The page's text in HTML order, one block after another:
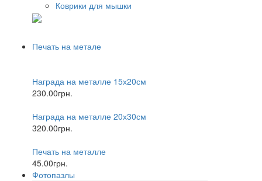
Коврики для мышки
Печать на метале
Награда на металле 15х20см
230.00грн.
Награда на металле 20х30см
320.00грн.
Печать на металле
45.00грн.
Фотопазлы